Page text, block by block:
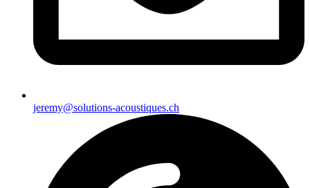
jeremy@solutions-acoustiques.ch